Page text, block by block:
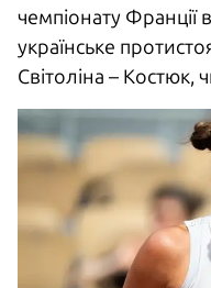
чемпіонату Франції
українське
Світоліна – Костюк,